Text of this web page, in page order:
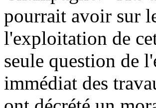
pourrait avoir sur
l'exploitation de
seule question de
immédiat des